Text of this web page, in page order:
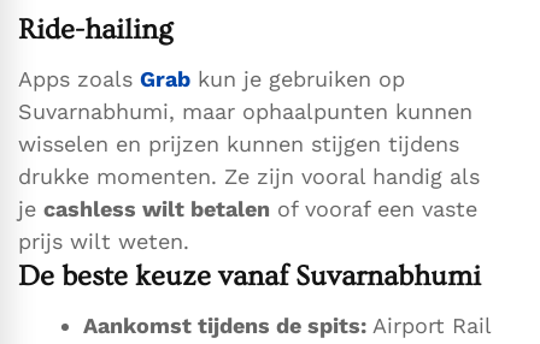
Ride-hailing
Apps zoals Grab kun je gebruiken op
Suvarnabhumi, maar ophaalpunten kunnen
wisselen en prijzen kunnen stijgen tijdens
drukke momenten. Ze zijn vooral handig als
je cashless wilt betalen of vooraf een vaste
prijs wilt weten.
De beste keuze vanaf Suvarnabhumi
Aankomst tijdens de spits: Airport Rail